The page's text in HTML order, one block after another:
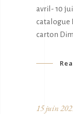
avril- 10
catalogue
carton
15 juin